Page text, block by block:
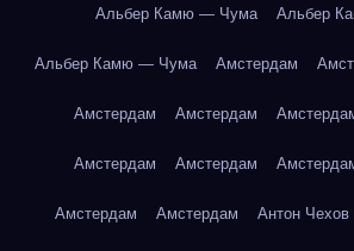
Альбер Камю — Чума Альбер
Альбер Камю — Чума Амстердам
Амстердам Амстердам
Амстердам Амстердам
Амстердам Амстердам Антон